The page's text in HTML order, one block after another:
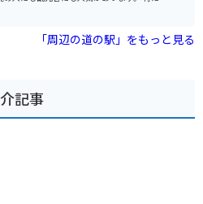
ても知られています。 周辺には、白山
充実しています。道の駅 めぐみ白山は、自然
粉を使ったパンやスイーツが人気で、お土産
食材を使った料理を楽しむことができます。
れる場合、道の駅には広い駐車場が完備され
適です。
「周辺の道の駅」をもっと見る
記事